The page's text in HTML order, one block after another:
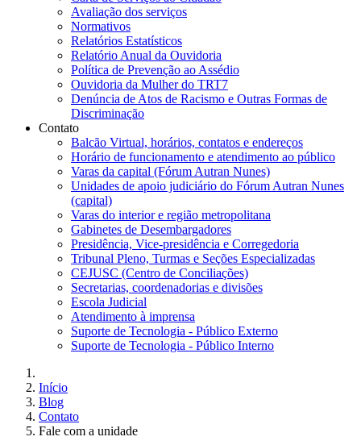
Avaliação dos serviços
Normativos
Relatórios Estatísticos
Relatório Anual da Ouvidoria
Política de Prevenção ao Assédio
Ouvidoria da Mulher do TRT7
Denúncia de Atos de Racismo e Outras Formas de
Discriminação
Contato
Balcão Virtual, horários, contatos e endereços
Horário de funcionamento e atendimento ao público
Varas da capital (Fórum Autran Nunes)
Unidades de apoio judiciário do Fórum Autran Nunes
(capital)
Varas do interior e região metropolitana
Gabinetes de Desembargadores
Presidência, Vice-presidência e Corregedoria
Tribunal Pleno, Turmas e Seções Especializadas
CEJUSC (Centro de Conciliações)
Secretarias, coordenadorias e divisões
Escola Judicial
Atendimento à imprensa
Suporte de Tecnologia - Público Externo
Suporte de Tecnologia - Público Interno
Início
Blog
Contato
Fale com a unidade